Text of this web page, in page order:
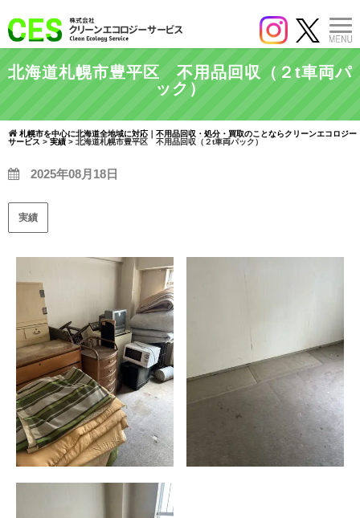
北海道札幌市豊平区 不用品回収（２t車両パ
ック）
札幌市を中心に北海道全地域に対応｜不用品回収・処分・買取のことならクリーンエコロジー
サービス > 実績 > 北海道札幌市豊平区 不用品回収（２t車両パック）
2025年08月18日
実績